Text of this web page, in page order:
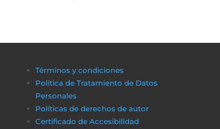
Términos y condiciones
Política de Tratamiento de Datos
Personales
Políticas de derechos de autor
Certificado de Accesibilidad